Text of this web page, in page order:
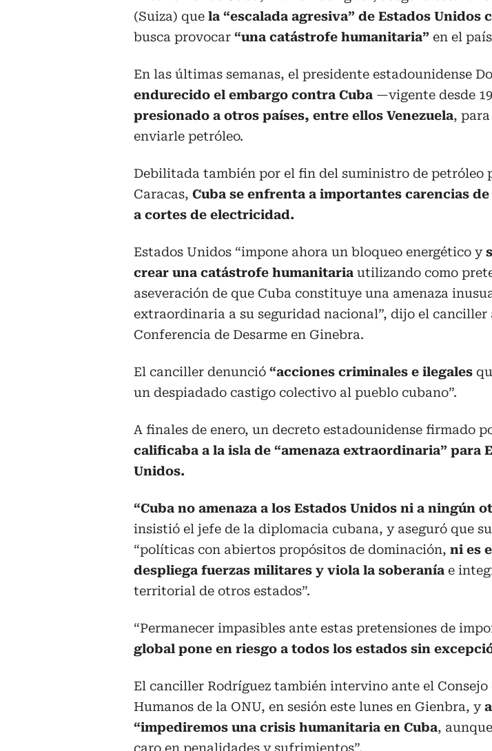
(Suiza) que la “escalada agresiva” de Estados Unidos
busca provocar “una catástrofe humanitaria” en el
En las últimas semanas, el presidente estadounidense
endurecido el embargo contra Cuba —vigente desde
presionado a otros países, entre ellos Venezuela,
enviarle petróleo.
Debilitada también por el fin del suministro de petróleo
Caracas, Cuba se enfrenta a importantes carencias
a cortes de electricidad.
Estados Unidos “impone ahora un bloqueo energético y
crear una catástrofe humanitaria utilizando como
aseveración de que Cuba constituye una amenaza
extraordinaria a su seguridad nacional”, dijo el canciller
Conferencia de Desarme en Ginebra.
El canciller denunció “acciones criminales e ilegales
un despiadado castigo colectivo al pueblo cubano”.
A finales de enero, un decreto estadounidense firmado
calificaba a la isla de “amenaza extraordinaria” para
Unidos.
“Cuba no amenaza a los Estados Unidos ni a ningún
insistió el jefe de la diplomacia cubana, y aseguró que
“políticas con abiertos propósitos de dominación, ni es
despliega fuerzas militares y viola la soberanía e
territorial de otros estados”.
“Permanecer impasibles ante estas pretensiones de
global pone en riesgo a todos los estados sin
El canciller Rodríguez también intervino ante el Consejo
Humanos de la ONU, en sesión este lunes en Gienbra, y
“impediremos una crisis humanitaria en Cuba,
caro en penalidades y sufrimientos”,